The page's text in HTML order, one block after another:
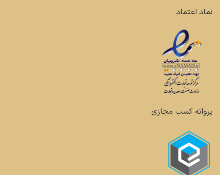
نماد اعتماد
پروانه کسب مجازی